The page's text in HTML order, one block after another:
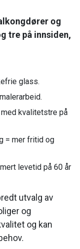
og
tre på innsiden,
glass.
kvalitetstre på
= mer fritid og
levetid på 60 år
utvalg av
og
og kan